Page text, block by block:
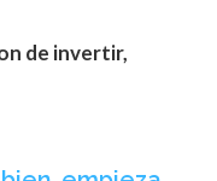
de invertir,